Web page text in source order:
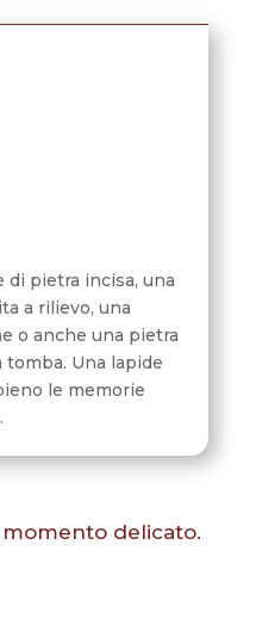
di pietra incisa, una
a rilievo, una
o anche una pietra
Una lapide
le memorie
delicato.